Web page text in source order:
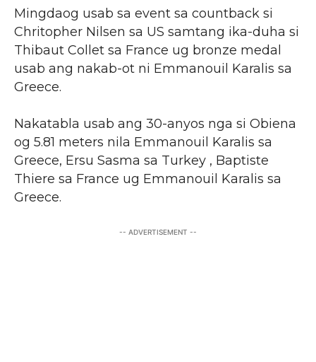
Mingdaog usab sa event sa countback si
Chritopher Nilsen sa US samtang ika-duha si
Thibaut Collet sa France ug bronze medal
usab ang nakab-ot ni Emmanouil Karalis sa
Greece.
Nakatabla usab ang 30-anyos nga si Obiena
og 5.81 meters nila Emmanouil Karalis sa
Greece, Ersu Sasma sa Turkey , Baptiste
Thiere sa France ug Emmanouil Karalis sa
Greece.
-- ADVERTISEMENT --